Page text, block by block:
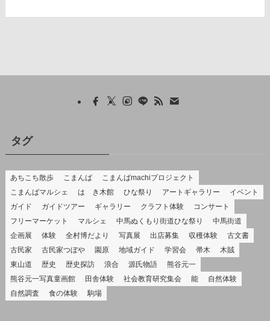
タグ
あちこち散歩 こまんば
こまんばmachiプロジェクト
こまんばマルシェ
はゝき木館 ひな祭り アートギャラリー
イベント
ガイド
ガイドツアー ギャラリー クラフト体験
コンサート
フリーマーケット
マルシェ 中馬ぬくもり街道ひな祭り
中馬街道
企画展
体験 全村博だより 写真展 出店募集 収穫体験
古文書
古民家
古民家つぼや 園原 地域ガイド 学習会 帚木
木賊
東山道
歴史 歴史探訪 浪合 源氏物語
熊谷元一
熊谷元一写真童画館
田舎体験 社会教育研究集会 能
自然体験
自然調査
食の体験 駒場